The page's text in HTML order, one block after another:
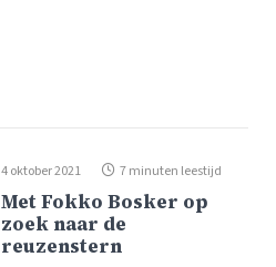
4 oktober 2021 7 minuten leestijd
Met Fokko Bosker op
zoek naar de
reuzenstern